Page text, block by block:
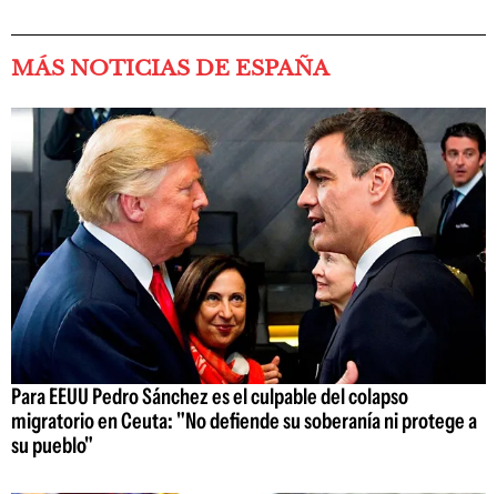
MÁS NOTICIAS DE ESPAÑA
Para EEUU Pedro Sánchez es el culpable del colapso
migratorio en Ceuta: "No defiende su soberanía ni protege a
su pueblo"